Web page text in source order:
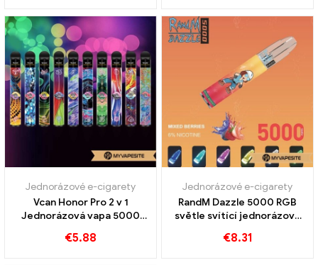
Jednorázové e-cigarety
Vcan Honor Pro 2 v 1
Jednorázová vapa 5000
€5.88
Jednorázové e-cigarety
RandM Dazzle 5000 RGB
světle svítící jednorázová
€8.31